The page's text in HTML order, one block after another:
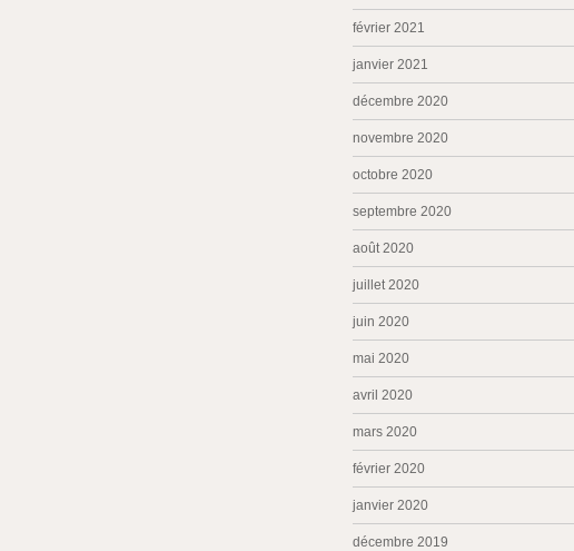
février 2021
janvier 2021
décembre 2020
novembre 2020
octobre 2020
septembre 2020
août 2020
juillet 2020
juin 2020
mai 2020
avril 2020
mars 2020
février 2020
janvier 2020
décembre 2019